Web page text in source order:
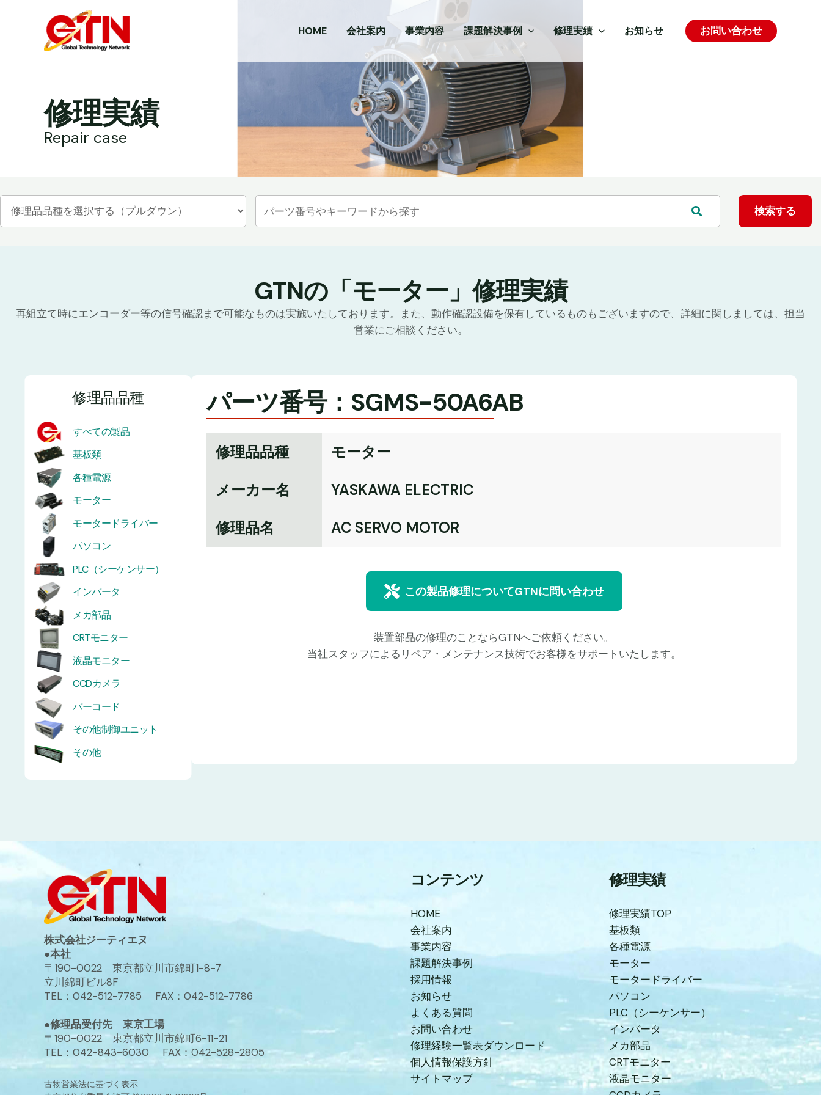
HOME 会社案内 事業内容 課題解決事例 修理実績 お知らせ お問い合わせ
修理実績
Repair case
GTNの「モーター」修理実績
再組立て時にエンコーダー等の信号確認まで可能なものは実施いたしております。また、動作確認設備を保有しているものもございますので、詳細に関しましては、担当
営業にご相談ください。
修理品品種
すべての製品
基板類
各種電源
モーター
モータードライバー
パソコン
PLC（シーケンサー）
インバータ
メカ部品
CRTモニター
液晶モニター
CCDカメラ
バーコード
その他制御ユニット
その他
パーツ番号：SGMS-50A6AB
修理品品種
モーター
メーカー名
YASKAWA ELECTRIC
修理品名
AC SERVO MOTOR
この製品修理についてGTNに問い合わせ
装置部品の修理のことならGTNへご依頼ください。
当社スタッフによるリペア・メンテナンス技術でお客様をサポートいたします。
株式会社ジーティエヌ
●本社
〒190-0022 東京都立川市錦町1-8-7
立川錦町ビル8F
TEL：042-512-7785 FAX：042-512-7786
●修理品受付先 東京工場
〒190-0022 東京都立川市錦町6-11-21
TEL：042-843-6030 FAX：042-528-2805
古物営業法に基づく表示
コンテンツ
HOME
会社案内
事業内容
課題解決事例
採用情報
お知らせ
よくある質問
お問い合わせ
修理経験一覧表ダウンロード
個人情報保護方針
サイトマップ
修理実績
修理実績TOP
基板類
各種電源
モーター
モータードライバー
パソコン
PLC（シーケンサー）
インバータ
メカ部品
CRTモニター
液晶モニター